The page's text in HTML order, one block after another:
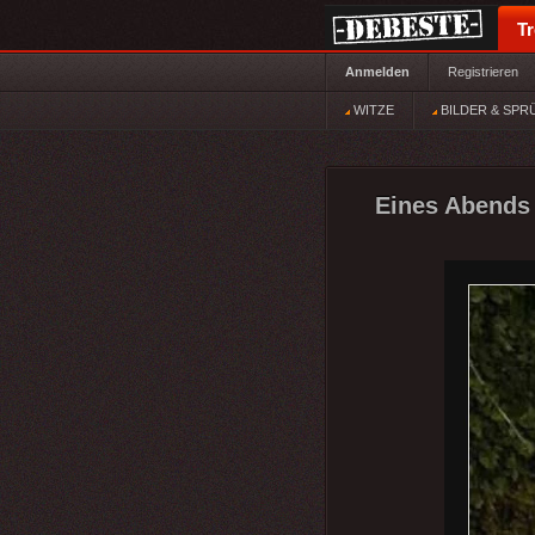
Anmelden Registrieren
WITZE BILDER &
Eines